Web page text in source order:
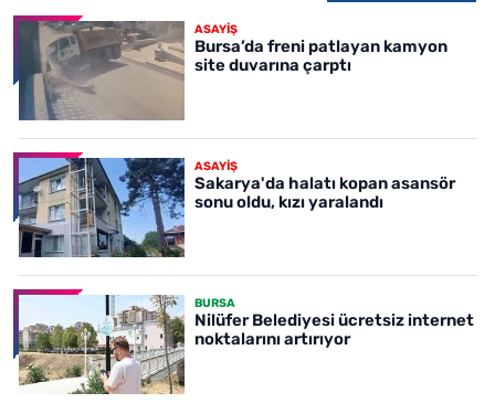
ASAYİŞ
Bursa’da freni patlayan kamyon
site duvarına çarptı
ASAYİŞ
Sakarya'da halatı kopan asansör
sonu oldu, kızı yaralandı
BURSA
Nilüfer Belediyesi ücretsiz internet
noktalarını artırıyor